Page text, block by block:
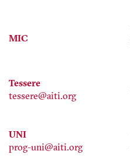
MIC
Tessere
tessere@aiti.org
UNI
prog-uni@aiti.org